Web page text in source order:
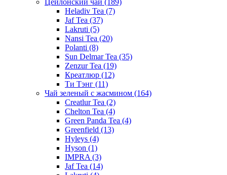
Heladiv Tea (7)
Jaf Tea (37)
Lakruti (5)
Nansi Tea (20)
Polanti (8)
Sun Delmar Tea (35)
Zenzur Tea (19)
Креатлюр (12)
Ти Тэнг (11)
Чай зеленый с жасмином (164)
Creatlur Tea (2)
Chelton Tea (4)
Green Panda Tea (4)
Greenfield (13)
Hyleys (4)
Hyson (1)
IMPRA (3)
Jaf Tea (14)